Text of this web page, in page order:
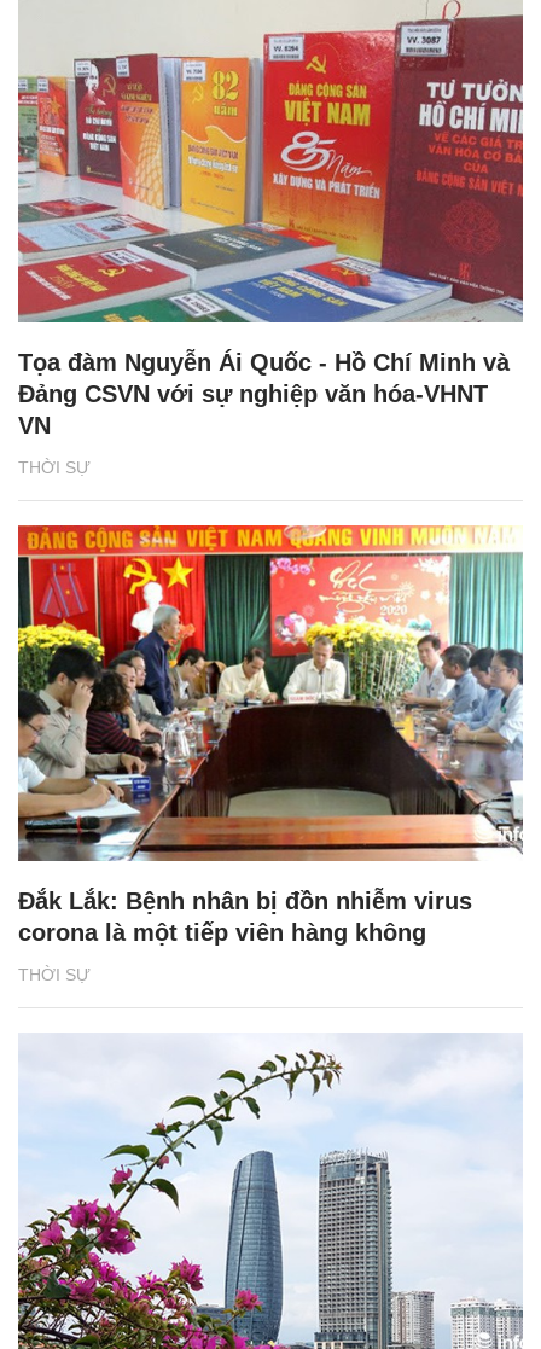
THỜI SỰ
Tọa đàm Nguyễn Ái Quốc - Hồ Chí Minh và
Đảng CSVN với sự nghiệp văn hóa-VHNT
VN
THỜI SỰ
Đắk Lắk: Bệnh nhân bị đồn nhiễm virus
corona là một tiếp viên hàng không